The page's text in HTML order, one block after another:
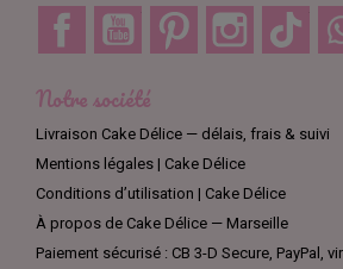
Facebook YouTube Pinterest Instagram
Notre société
Livraison Cake Délice — délais, frais & suivi
Mentions légales | Cake Délice
Conditions d’utilisation | Cake Délice
À propos de Cake Délice — Marseille
Paiement sécurisé : CB 3-D Secure, PayPal,